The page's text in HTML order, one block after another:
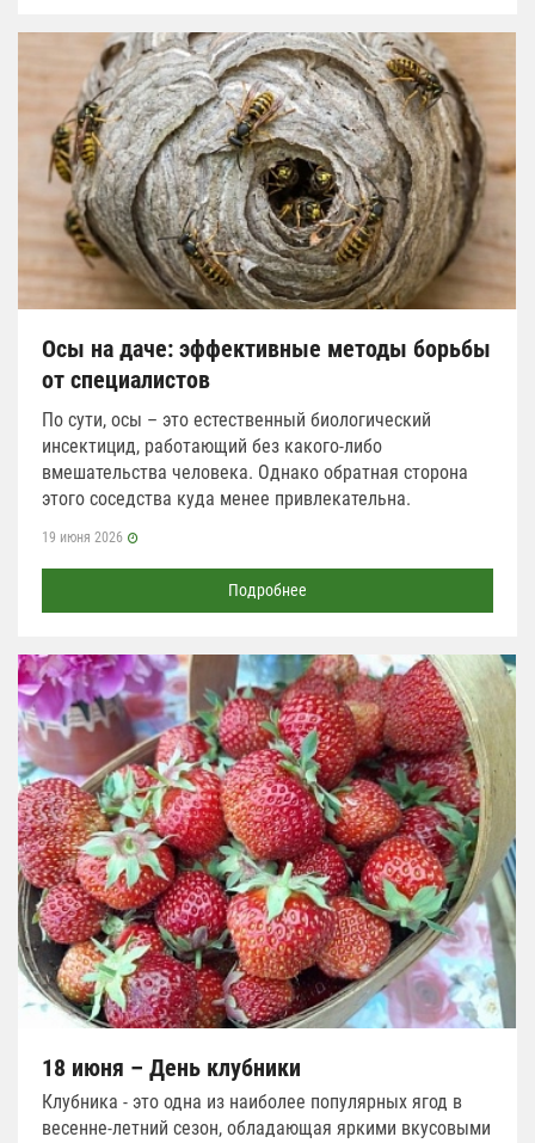
Осы на даче: эффективные методы борьбы
от специалистов
По сути, осы – это естественный биологический
инсектицид, работающий без какого-либо
вмешательства человека. Однако обратная сторона
этого соседства куда менее привлекательна.
19 июня 2026
Подробнее
18 июня – День клубники
Клубника - это одна из наиболее популярных ягод в
весенне-летний сезон, обладающая яркими вкусовыми